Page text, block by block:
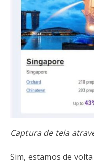
Captura de tela
Sim, estamos de